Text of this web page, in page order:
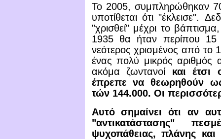
Το 2005, συμπληρώθηκαν
υποτίθεται ότι "έκλεισε".
"χρισθεί" μέχρι το
1935 θα ήταν περίπου 15
νεότερος χρισμένος από
ένας πολύ μικρός αριθμός
ακόμα ζωντανοί και έτσι
έπρεπε να θεωρηθούν
τών 144.000. Οι
Αυτό σημαίνει ότι αν
"αντικατάστασης"
ψυχοπάθειας, πλάνης